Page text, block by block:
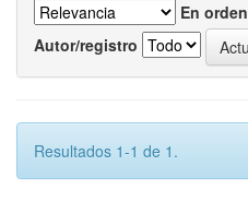
En orden
Autor/registro
Resultados 1-1 de 1.